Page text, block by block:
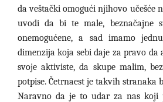
da veštački omogući njihovo učešće
uvodi da bi te male, beznačajne
onemogućene, a sad imamo
dimenzija koja sebi daje za pravo da
svoje aktiviste, da skupe malim,
potpise. Četrnaest je takvih stranaka
Naravno da je to udar za nas koji